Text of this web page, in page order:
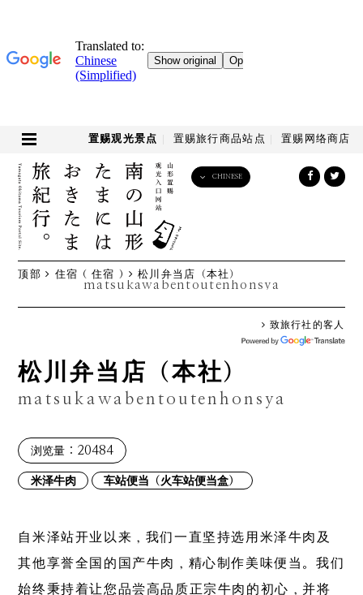
置赐观光景点 置赐旅行商品站点 置赐网络商店
CHINESE
顶部 住宿 ( 住宿 ) 松川弁当店（本社）
matsukawabentoutenhonsya
致旅行社的客人
松川弁当店（本社）
matsukawabentoutenhonsya
浏览量 ：20484
米泽牛肉 车站便当（火车站便当盒）
自米泽站开业以来，我们一直坚持选用米泽牛肉及
其他享誉全国的国产牛肉，精心制作美味便当。我们
始终秉持着让您品尝高品质正宗牛肉的初心，并将